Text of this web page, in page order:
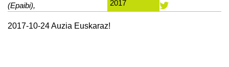
(Epaibi),
2017
2017-10-24 Auzia Euskaraz!